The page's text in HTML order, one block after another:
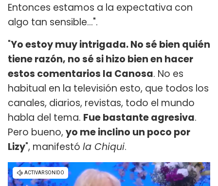
Entonces estamos a la expectativa con
algo tan sensible...".
"Yo estoy muy intrigada. No sé bien quién
tiene razón, no sé si hizo bien en hacer
estos comentarios la Canosa. No es
habitual en la televisión esto, que todos los
canales, diarios, revistas, todo el mundo
habla del tema. Fue bastante agresiva.
Pero bueno, yo me inclino un poco por
Lizy", manifestó la Chiqui.